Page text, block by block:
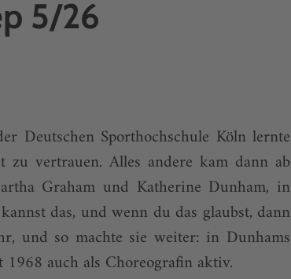
5/26
Deutschen Sporthochschule Köln lernte
vertrauen. Alles andere kam dann ab
Graham und Katherine Dunham, in
das, und wenn du das glaubst, dann
und so machte sie weiter: in Dunhams
auch als Choreografin aktiv.